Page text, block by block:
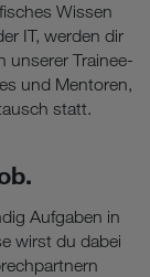
Wissen
IT, werden dir
unserer Trainee-
und Mentoren,
statt.
Aufgaben in
wirst du dabei